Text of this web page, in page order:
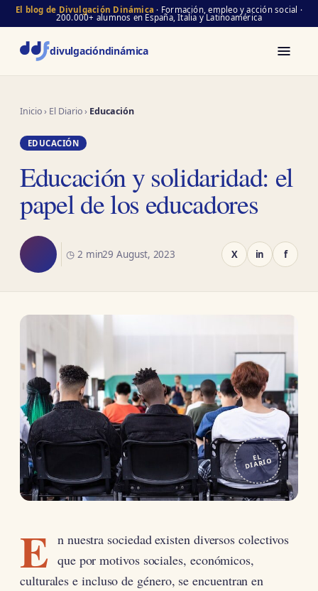
El blog de Divulgación Dinámica · Formación, empleo y acción social ·
200.000+ alumnos en España, Italia y Latinoamérica
divulgacióndinámica
Inicio› El Diario› Educación
EDUCACIÓN
Educación y solidaridad: el
papel de los educadores
◷ 2 min29 August, 2023 X in f
EL
DIARIO
E n nuestra sociedad existen diversos colectivos
que por motivos sociales, económicos,
culturales e incluso de género, se encuentran en